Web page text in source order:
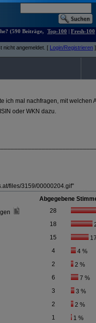
(590 Beiträge,
Top-100 | Fresh-100
nicht angemeldet. [ Login/Registrieren ]
ich mal nachfragen, mit welchen
oder WKN dazu.
files/3159/00000204.gif"
Abgegebene
28
18
15
4 4 %
2 2 %
6 7 %
3 3 %
2 2 %
1 1 %